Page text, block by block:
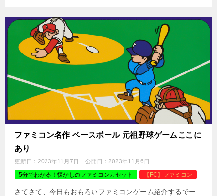
ファミコン名作 ベースボール 元祖野球ゲームここに
あり
更新日： 2023年11月7日 公開日： 2023年11月6日
5分でわかる！懐かしのファミコンカセット
【FC】ファミコン
さてさて、今日もおもろいファミコンゲーム紹介するでー